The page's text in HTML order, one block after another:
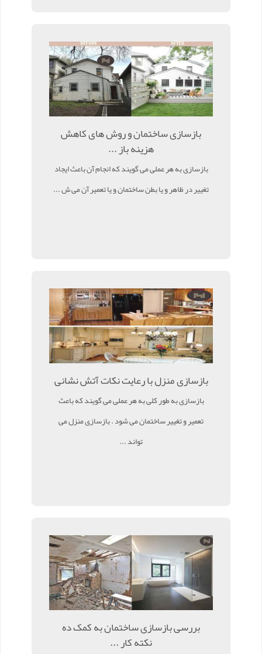
بازسازی ساختمان و روش های کاهش
هزینه باز ...
بازسازی به هر عملی می گویند که انجام آن باعث ایجاد
تغییر در ظاهر و یا بطن ساختمان و یا تعمیر آن می ش ...
بازسازی منزل با رعایت نکات آتش نشانی
بازسازی به طور کلی به هر عملی می گویند که باعث
تعمیر و تغییر ساختمان می شود . بازسازی منزل می
تواند ...
بررسی بازسازی ساختمان به کمک ده
نکته کار ...